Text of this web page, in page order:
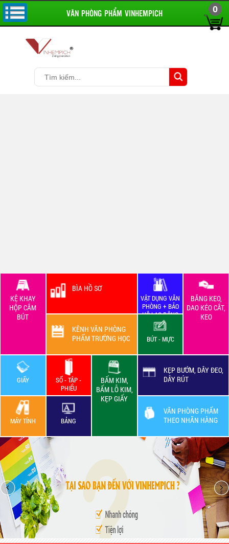
VĂN PHÒNG PHẨM VINHEMPICH
KỆ KHAY
HỘP CẮM
BÚT
BÌA HỒ SƠ
VẬT DỤNG VĂN
PHÒNG + BẢO
HỘ LAO ĐỘNG
BĂNG KEO,
DAO KÉO CẮT,
KEO
KÊNH VĂN PHÒNG
PHẨM TRƯỜNG HỌC
BÚT - MỰC
GIẤY
SỔ - TẬP -
PHIẾU
BẤM KIM,
BẤM LỖ KIM,
KẸP GIẤY
KẸP BƯỚM, DÂY ĐEO,
DÂY RÚT
VĂN PHÒNG PHẨM
THEO NHÃN HÀNG
MÁY TÍNH BẢNG
0